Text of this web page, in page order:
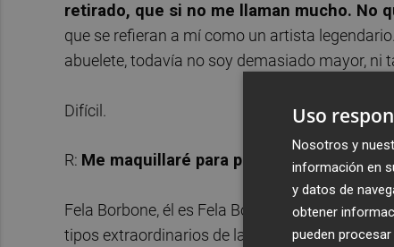
retirado, que si no me llaman mucho. No
que se refieran a mí como un artista
abuelete, todavía no soy demasiado mayor,
Difícil.
R: Me maquillaré para parecer más viejo,
Fela Borbone, él es Fela Borbone.Ídolo en la
tipos extraordinarios de la ciutat. Soltar su
Uso
Nosotros y
información en
y datos de
obtener
pueden